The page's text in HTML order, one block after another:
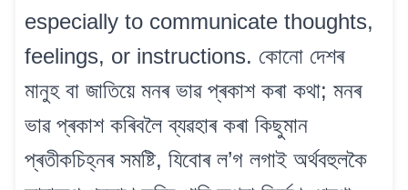
especially to communicate thoughts,
feelings, or instructions. কোনো দেশৰ
মানুহ বা জাতিয়ে মনৰ ভাৱ প্ৰকাশ কৰা কথা; মনৰ
ভাৱ প্ৰকাশ কৰিবলৈ ব্যৱহাৰ কৰা কিছুমান
প্ৰতীকচিহ্নৰ সমষ্টি, যিবোৰ ল’গ লগাই অৰ্থবহুলকৈ